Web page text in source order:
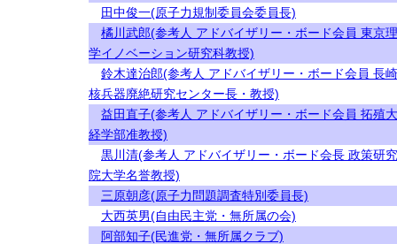
田中俊一(原子力規制委員会委員長)
橘川武郎(参考人 アドバイザリー・ボード会員 東京
学イノベーション研究科教授)
鈴木達治郎(参考人 アドバイザリー・ボード会員 長
核兵器廃絶研究センター長・教授)
益田直子(参考人 アドバイザリー・ボード会員 拓殖
経学部准教授)
黒川清(参考人 アドバイザリー・ボード会長 政策研
院大学名誉教授)
三原朝彦(原子力問題調査特別委員長)
大西英男(自由民主党・無所属の会)
阿部知子(民進党・無所属クラブ)